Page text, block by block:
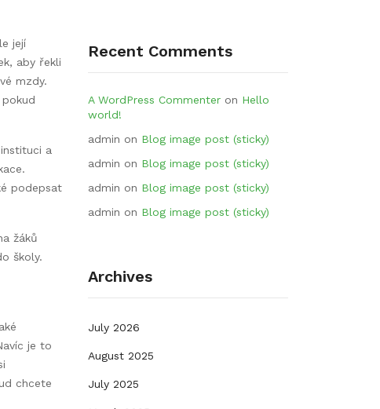
její
aby řekli
mzdy.
a
podepsat
žáků
školy.
je to
chcete
Recent Comments
A WordPress Commenter on Hello
world!
admin on Blog image post (sticky)
admin on Blog image post (sticky)
admin on Blog image post (sticky)
admin on Blog image post (sticky)
Archives
July 2026
August 2025
July 2025